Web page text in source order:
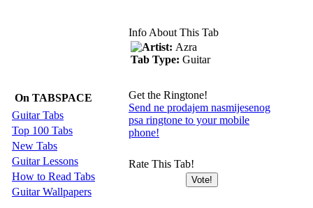
On TABSPACE
Guitar Tabs
Top 100 Tabs
New Tabs
Guitar Lessons
How to Read Tabs
Guitar Wallpapers
Info About This Tab
Artist: Azra
Tab Type: Guitar
Get the Ringtone!
Send ne prodajem nasmijesenog
psa ringtone to your mobile
phone!
Rate This Tab!